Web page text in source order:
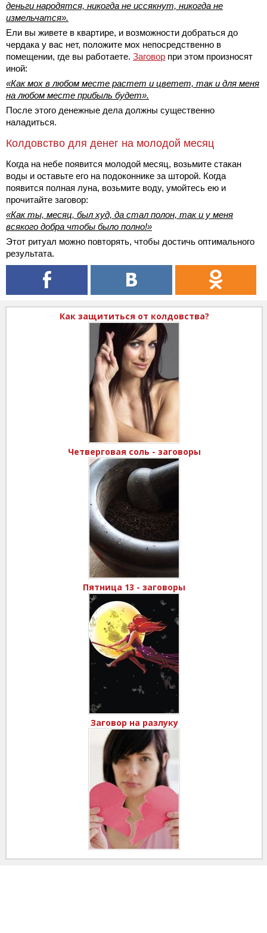
деньги народятся, никогда не иссякнут, никогда не
измельчатся».
Ели вы живете в квартире, и возможности добраться до
чердака у вас нет, положите мох непосредственно в
помещении, где вы работаете. Заговор при этом произносят
иной:
«Как мох в любом месте растет и цветет, так и для меня
на любом месте прибыль будет».
После этого денежные дела должны существенно
наладиться.
Колдовство для денег на молодой месяц
Когда на небе появится молодой месяц, возьмите стакан
воды и оставьте его на подоконнике за шторой. Когда
появится полная луна, возьмите воду, умойтесь ею и
прочитайте заговор:
«Как ты, месяц, был худ, да стал полон, так и у меня
всякого добра чтобы было полно!»
Этот ритуал можно повторять, чтобы достичь оптимального
результата.
Как защититься от колдовства?
Четверговая соль - заговоры
Пятница 13 - заговоры
Заговор на разлуку